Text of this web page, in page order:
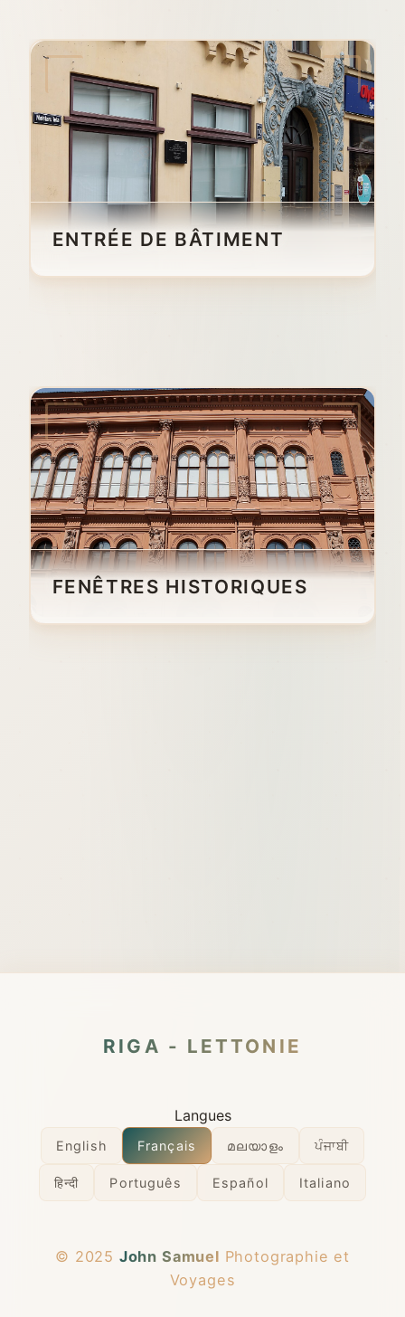
RIGA - LETTONIE
Langues
English Français മലയാളം ਪੰਜਾਬੀ
हिन्दी Português Español Italiano
© 2025 John Samuel Photographie et
Voyages